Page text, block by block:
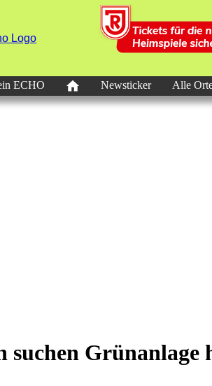
ECHO Newsticker Alle
suchen Grünanlage